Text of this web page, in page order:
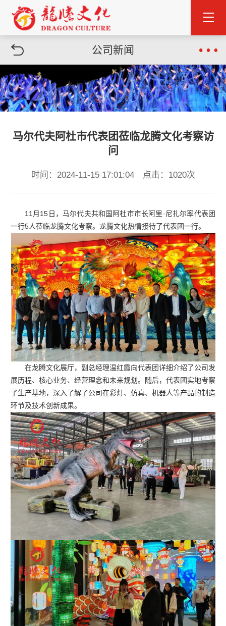
公司新闻
马尔代夫阿杜市代表团莅临龙腾文化考察访
问
时间：2024-11-15 17:01:04 点击：1020次
11月15日，马尔代夫共和国阿杜市市长阿里·尼扎尔率代表团
一行5人莅临龙腾文化考察。龙腾文化热情接待了代表团一行。
在龙腾文化展厅，副总经理温红霞向代表团详细介绍了公司发
展历程、核心业务、经营理念和未来规划。随后，代表团实地考察
了生产基地，深入了解了公司在彩灯、仿真、机器人等产品的制造
环节及技术创新成果。